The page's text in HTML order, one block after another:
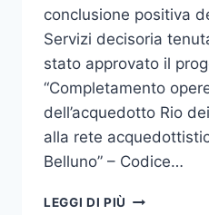
conclusione positiva
Servizi decisoria
stato approvato il
“Completamento
dell’acquedotto Rio
alla rete
Belluno” – Codice…
LEGGI DI PIÙ VARIANTE